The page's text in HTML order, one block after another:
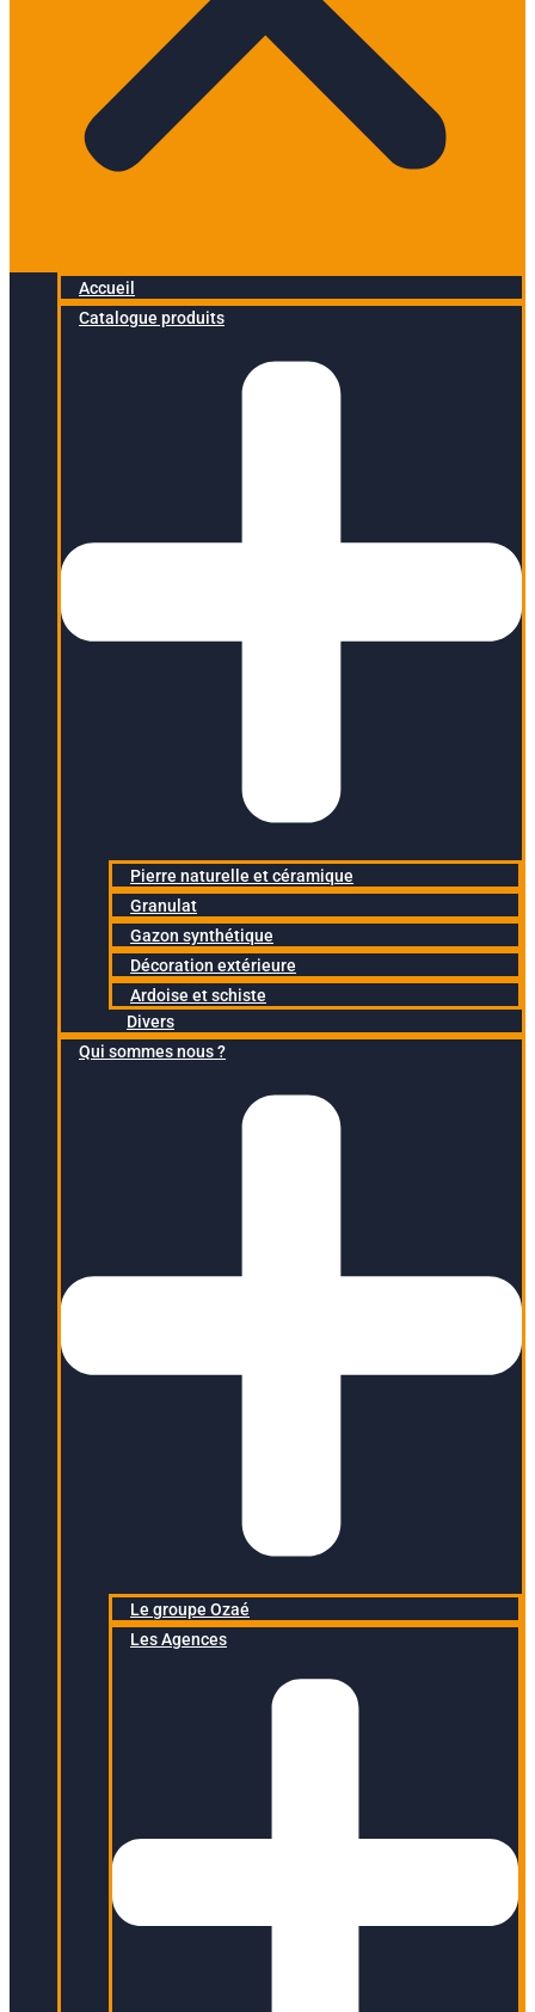
Accueil
Catalogue produits
Pierre naturelle et céramique
Granulat
Gazon synthétique
Décoration extérieure
Ardoise et schiste
Divers
Qui sommes nous ?
Le groupe Ozaé
Les Agences